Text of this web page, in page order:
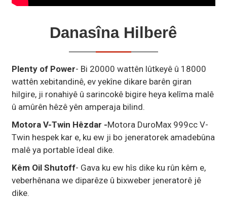
Danasîna Hilberê
Plenty of Power- Bi 20000 wattên lûtkeyê û 18000
wattên xebitandinê, ev yekîne dikare barên giran
hilgire, ji ronahiyê û sarincokê bigire heya kelîma malê
û amûrên hêzê yên amperaja bilind.
Motora V-Twin Hêzdar -Motora DuroMax 999cc V-
Twin hespek kar e, ku ew ji bo jeneratorek amadebûna
malê ya portable îdeal dike.
Kêm Oil Shutoff- Gava ku ew hîs dike ku rûn kêm e,
veberhênana we diparêze û bixweber jeneratorê jê
dike.